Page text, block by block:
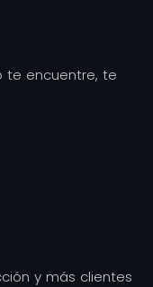
te encuentre, te
y más clientes